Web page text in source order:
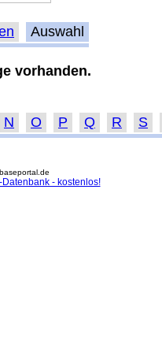
Auswahl
vorhanden.
N O P Q R S
- kostenlos!